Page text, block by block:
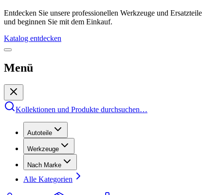
Entdecken Sie unsere professionellen Werkzeuge und Ersatzteile
und beginnen Sie mit dem Einkauf.
Katalog entdecken
Menü
Kollektionen und Produkte durchsuchen…
Autoteile
Werkzeuge
Nach Marke
Alle Kategorien